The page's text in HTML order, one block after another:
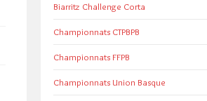
Biarritz Challenge Corta
Championnats CTPBPB
Championnats FFPB
Championnats Union Basque